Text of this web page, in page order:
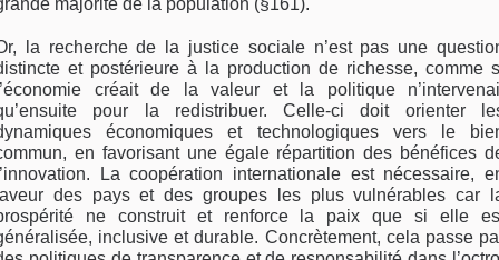
majorité de la population (§161).
la recherche de la justice sociale n’est pas une
et postérieure à la production de richesse, comme
créait de la valeur et la politique
pour la redistribuer. Celle-ci doit orienter
économiques et technologiques vers le
en favorisant une égale répartition des bénéfices
La coopération internationale est nécessaire,
des pays et des groupes les plus vulnérables car
ne construit et renforce la paix que si elle
inclusive et durable. Concrètement, cela passe